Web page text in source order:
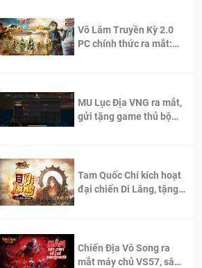
Võ Lâm Truyền Kỳ 2.0
PC chính thức ra mắt:
MU Lục Địa VNG ra mắt,
gửi tặng game thủ bộ
Tam Quốc Chí kích hoạt
đại chiến Di Lăng, tặng
Chiến Địa Vô Song ra
mắt máy chủ VS57, sân